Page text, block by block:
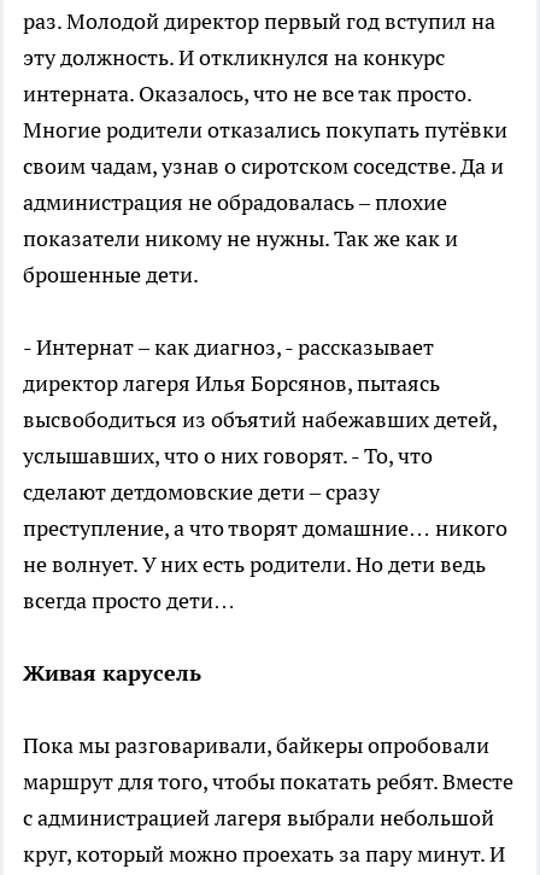
раз. Молодой директор первый год вступил на
эту должность. И откликнулся на конкурс
интерната. Оказалось, что не все так просто.
Многие родители отказались покупать путёвки
своим чадам, узнав о сиротском соседстве. Да и
администрация не обрадовалась – плохие
показатели никому не нужны. Так же как и
брошенные дети.
- Интернат – как диагноз, - рассказывает
директор лагеря Илья Борсянов, пытаясь
высвободиться из объятий набежавших детей,
услышавших, что о них говорят. - То, что
сделают детдомовские дети – сразу
преступление, а что творят домашние… никого
не волнует. У них есть родители. Но дети ведь
всегда просто дети…
Живая карусель
Пока мы разговаривали, байкеры опробовали
маршрут для того, чтобы покатать ребят. Вместе
с администрацией лагеря выбрали небольшой
круг, который можно проехать за пару минут. И